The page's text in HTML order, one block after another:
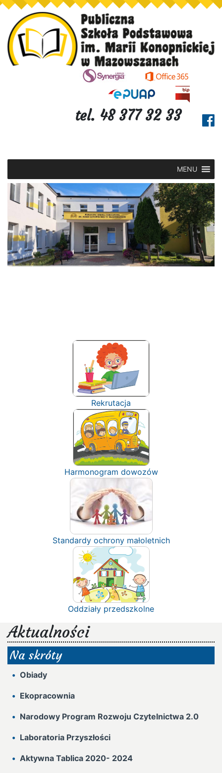
tel. 48 377 32 33
MENU
Rekrutacja
Harmonogram dowozów
Standardy ochrony małoletnich
Oddziały przedszkolne
Aktualności
Na skróty
Obiady
Ekopracownia
Narodowy Program Rozwoju Czytelnictwa 2.0
Laboratoria Przyszłości
Aktywna Tablica 2020- 2024